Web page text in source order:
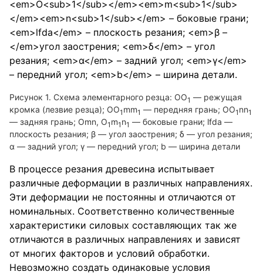
Рисунок 1. Схема элементарного резца: OO1 — режущая
кромка (лезвие резца); OO1 mm1 — передняя грань; OO1 nn1
— задняя грань; Omn, O1 m1 n1 — боковые грани; lfda —
плоскость резания; β — угол заострения; δ — угол резания;
α — задний угол; γ — передний угол; b — ширина детали
В процессе резания древесина испытывает
различные деформации в различных направлениях.
Эти деформации не постоянны и отличаются от
номинальных. Соответственно количественные
характеристики силовых составляющих так же
отличаются в различных направлениях и зависят
от многих факторов и условий обработки.
Невозможно создать одинаковые условия